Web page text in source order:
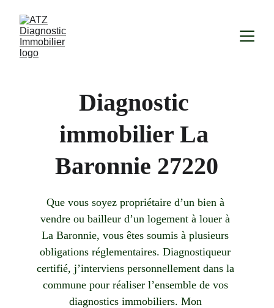
Diagnostic
immobilier La
Baronnie 27220
Que vous soyez propriétaire d’un bien à
vendre ou bailleur d’un logement à louer à
La Baronnie, vous êtes soumis à plusieurs
obligations réglementaires. Diagnostiqueur
certifié, j’interviens personnellement dans la
commune pour réaliser l’ensemble de vos
diagnostics immobiliers. Mon